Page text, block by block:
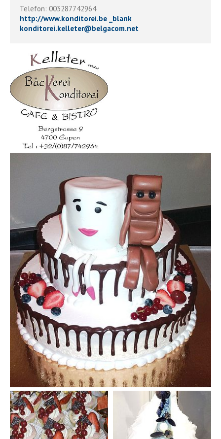
Telefon: 003287742964
http://www.konditorei.be _blank
konditorei.kelleter@belgacom.net